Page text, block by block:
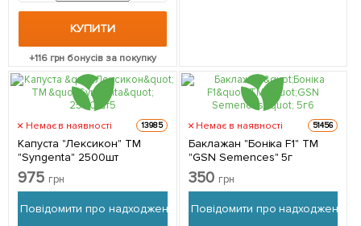
КУПИТИ
+116 грн бонусів за покупку
Немає в наявності 13985
Капуста "Лексикон" ТМ
"Syngenta" 2500шт
975 грн
Повідомити про надходження
Немає в наявності 51456
Баклажан "Боніка F1" ТМ
"GSN Semences" 5г
350 грн
Повідомити про надходження